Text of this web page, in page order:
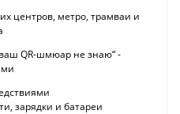
центров, метро, трамваи и
QR-шмюар не знаю“ -
зарядки и батареи